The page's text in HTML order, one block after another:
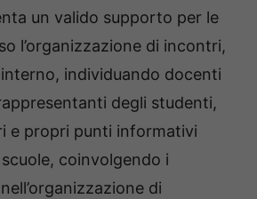
un valido supporto per le
l’organizzazione di incontri,
individuando docenti
degli studenti,
e propri punti informativi
scuole, coinvolgendo i
di